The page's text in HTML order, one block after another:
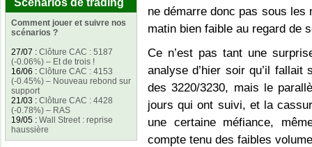
Scénarios de trading
Comment jouer et suivre nos
scénarios ?
27/07 : Clôture CAC : 5187
(-0.06%) – Et de trois !
16/06 : Clôture CAC : 4153
(-0.45%) – Nouveau rebond sur
support
21/03 : Clôture CAC : 4428
(-0.78%) – RAS
19/05 : Wall Street : reprise
haussière
ne démarre donc pas sous
matin bien faible au regard de
Ce n’est pas tant une
analyse d’hier soir qu’il fallait
des 3220/3230, mais le
jours qui ont suivi, et la
une certaine méfiance,
compte tenu des faibles